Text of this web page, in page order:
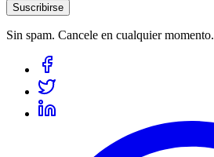
Suscribirse
Sin spam. Cancele en cualquier momento.